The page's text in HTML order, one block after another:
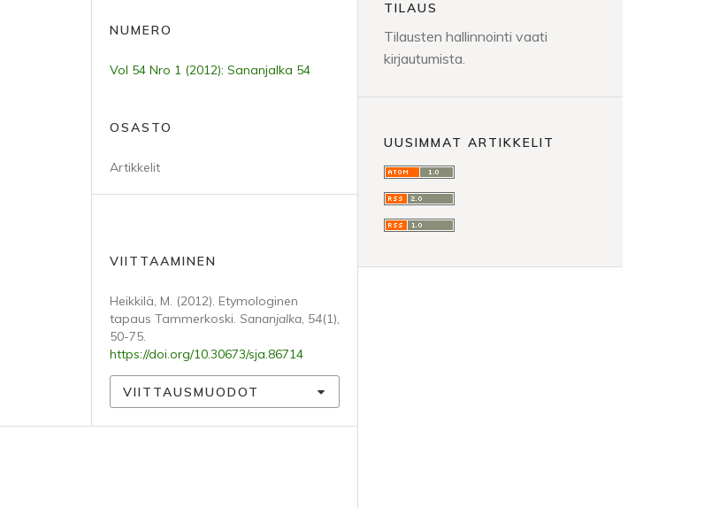
NUMERO
Vol 54 Nro 1 (2012): Sananjalka 54
OSASTO
Artikkelit
VIITTAAMINEN
Heikkilä, M. (2012). Etymologinen
tapaus Tammerkoski. Sananjalka, 54(1),
50-75.
https://doi.org/10.30673/sja.86714
VIITTAUSMUODOT
TILAUS
Tilausten hallinnointi vaati
kirjautumista.
UUSIMMAT ARTIKKELIT